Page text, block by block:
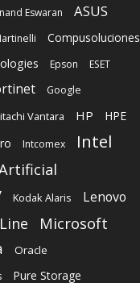
Eswaran ASUS
Compusoluciones
Epson
ESET
Google
Vantara HP HPE
Intcomex Intel
Kodak Alaris Lenovo
Microsoft
Oracle
Pure Storage